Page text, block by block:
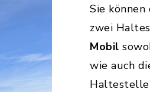
Sie können
zwei
Mobil
wie auch